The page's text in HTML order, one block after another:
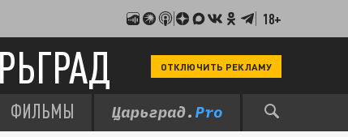
18+
ОТКЛЮЧИТЬ РЕКЛАМУ
ФИЛЬМЫ